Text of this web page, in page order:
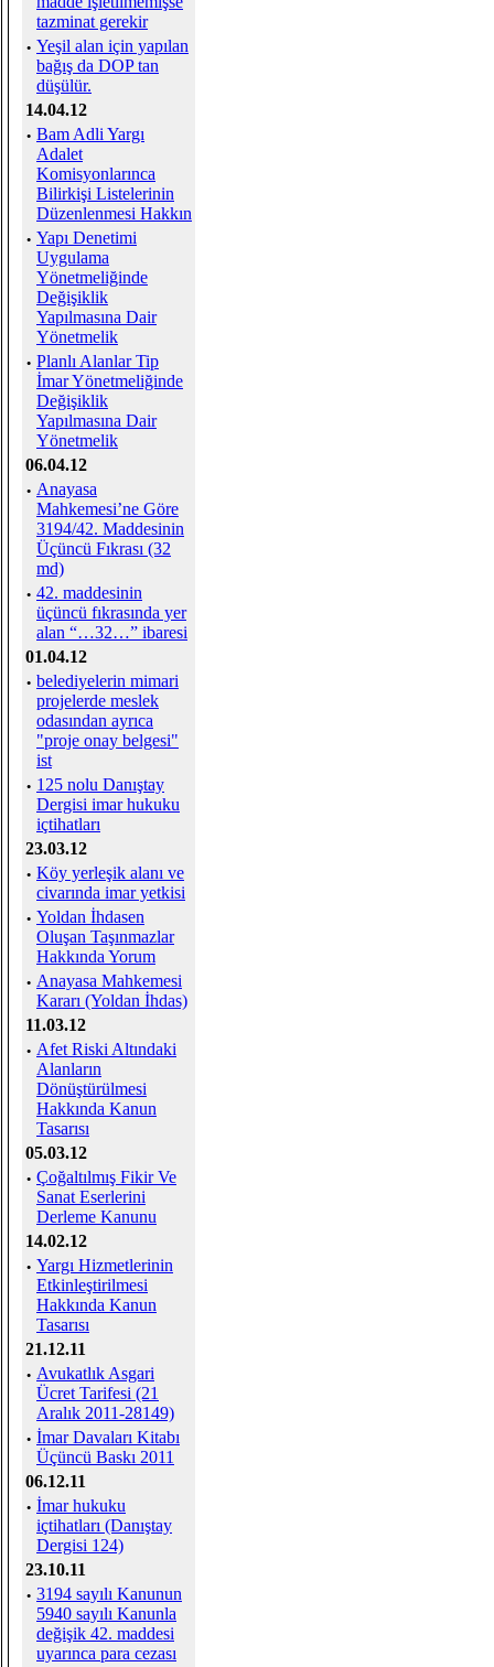
tazminat gerekir
· Yeşil alan için yapılan
bağış da DOP tan
düşülür.
14.04.12
· Bam Adli Yargı
Adalet
Komisyonlarınca
Bilirkişi Listelerinin
Düzenlenmesi Hakkın
· Yapı Denetimi
Uygulama
Yönetmeliğinde
Değişiklik
Yapılmasına Dair
Yönetmelik
· Planlı Alanlar Tip
İmar Yönetmeliğinde
Değişiklik
Yapılmasına Dair
Yönetmelik
06.04.12
· Anayasa
Mahkemesi’ne Göre
3194/42. Maddesinin
Üçüncü Fıkrası (32
md)
· 42. maddesinin
üçüncü fıkrasında yer
alan “…32…” ibaresi
01.04.12
· belediyelerin mimari
projelerde meslek
odasından ayrıca
"proje onay belgesi"
ist
· 125 nolu Danıştay
Dergisi imar hukuku
içtihatları
23.03.12
· Köy yerleşik alanı ve
civarında imar yetkisi
· Yoldan İhdasen
Oluşan Taşınmazlar
Hakkında Yorum
· Anayasa Mahkemesi
Kararı (Yoldan İhdas)
11.03.12
· Afet Riski Altındaki
Alanların
Dönüştürülmesi
Hakkında Kanun
Tasarısı
05.03.12
· Çoğaltılmış Fikir Ve
Sanat Eserlerini
Derleme Kanunu
14.02.12
· Yargı Hizmetlerinin
Etkinleştirilmesi
Hakkında Kanun
Tasarısı
21.12.11
· Avukatlık Asgari
Ücret Tarifesi (21
Aralık 2011-28149)
· İmar Davaları Kitabı
Üçüncü Baskı 2011
06.12.11
· İmar hukuku
içtihatları (Danıştay
Dergisi 124)
23.10.11
· 3194 sayılı Kanunun
5940 sayılı Kanunla
değişik 42. maddesi
uyarınca para cezası